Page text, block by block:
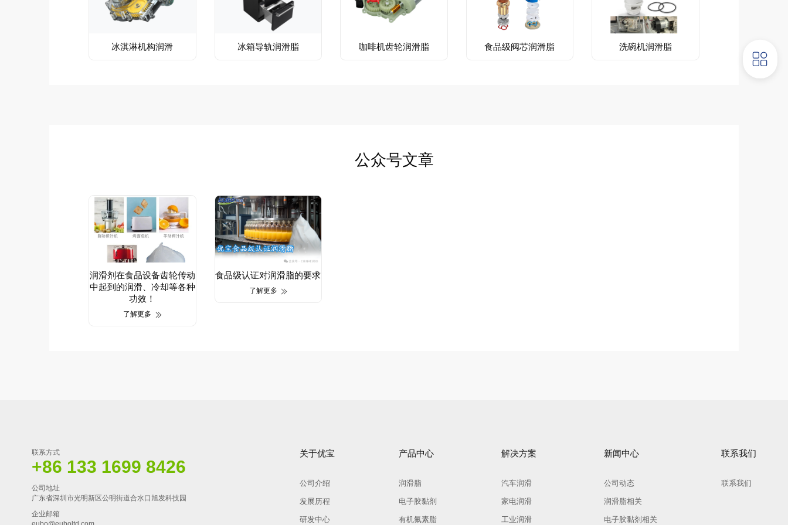
冰淇淋机构润滑 冰箱导轨润滑脂 咖啡机齿轮润滑脂 食品级阀芯润滑脂 洗碗机润滑脂
公众号文章
润滑剂在食品设备齿轮传动
中起到的润滑、冷却等各种
功效！
了解更多
食品级认证对润滑脂的要求
了解更多
联系方式
+86 133 1699 8426
公司地址
广东省深圳市光明新区公明街道合水口旭发科技园
企业邮箱
关于优宝
公司介绍
发展历程
研发中心
产品中心
润滑脂
电子胶黏剂
有机氟素脂
解决方案
汽车润滑
家电润滑
工业润滑
新闻中心
公司动态
润滑脂相关
电子胶黏剂相关
联系我们
联系我们